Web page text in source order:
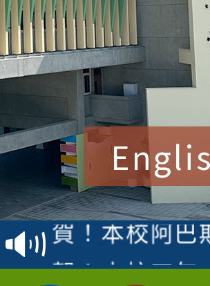
賀！本校參
賽 洪綺君教
名
賀！本校阿巴
倩參加桃園市
賀！本校四年